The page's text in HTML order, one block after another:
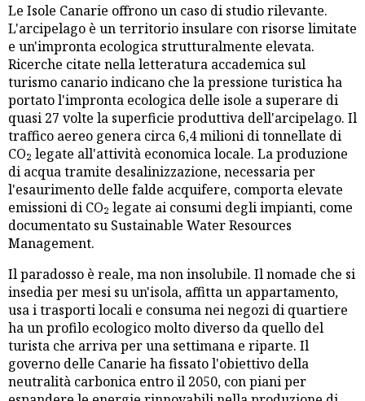
Le Isole Canarie offrono un caso di studio rilevante.
L'arcipelago è un territorio insulare con risorse limitate
e un'impronta ecologica strutturalmente elevata.
Ricerche citate nella letteratura accademica sul
turismo canario indicano che la pressione turistica ha
portato l'impronta ecologica delle isole a superare di
quasi 27 volte la superficie produttiva dell'arcipelago. Il
traffico aereo genera circa 6,4 milioni di tonnellate di
CO₂ legate all'attività economica locale. La produzione
di acqua tramite desalinizzazione, necessaria per
l'esaurimento delle falde acquifere, comporta elevate
emissioni di CO₂ legate ai consumi degli impianti, come
documentato su Sustainable Water Resources
Management.
Il paradosso è reale, ma non insolubile. Il nomade che si
insedia per mesi su un'isola, affitta un appartamento,
usa i trasporti locali e consuma nei negozi di quartiere
ha un profilo ecologico molto diverso da quello del
turista che arriva per una settimana e riparte. Il
governo delle Canarie ha fissato l'obiettivo della
neutralità carbonica entro il 2050, con piani per